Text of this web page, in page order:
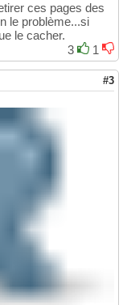
ces pages des
le problème...si
le cacher.
3
1
#3